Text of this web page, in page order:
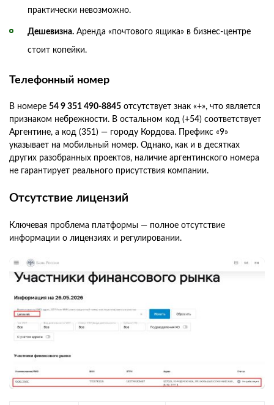
практически невозможно.
Дешевизна. Аренда «почтового ящика» в бизнес-центре
стоит копейки.
Телефонный номер
В номере 54 9 351 490-8845 отсутствует знак «+», что является
признаком небрежности. В остальном код (+54) соответствует
Аргентине, а код (351) — городу Кордова. Префикс «9»
указывает на мобильный номер. Однако, как и в десятках
других разобранных проектов, наличие аргентинского номера
не гарантирует реального присутствия компании.
Отсутствие лицензий
Ключевая проблема платформы — полное отсутствие
информации о лицензиях и регулировании.